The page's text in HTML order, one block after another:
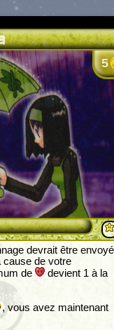
5
devrait être envoyé
cause de votre
de
devient 1 à la
, vous avez maintenant